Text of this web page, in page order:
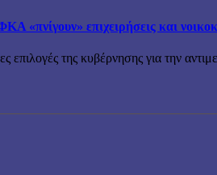
επιχειρήσεις και
επιλογές της κυβέρνησης για την